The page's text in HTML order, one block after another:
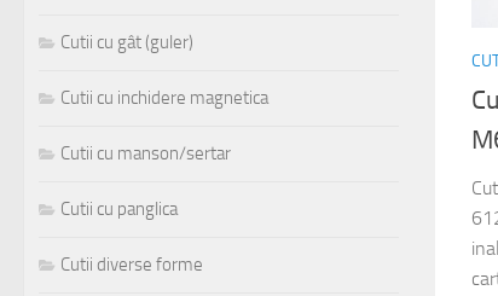
Cutii cu gât (guler)
Cutii cu inchidere magnetica
Cutii cu manson/sertar
Cutii cu panglica
Cutii diverse forme